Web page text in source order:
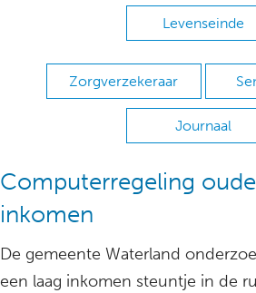
Levenseinde
Zorgverzekeraar
Journaal
Computerregeling
inkomen
De gemeente Waterland
een laag inkomen steuntje in de